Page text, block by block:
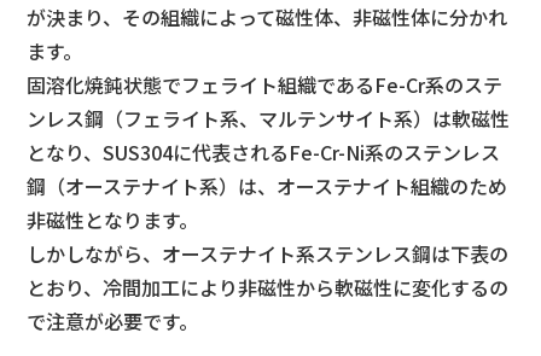
が決まり、その組織によって磁性体、非磁性体に分かれ
ます。
固溶化焼鈍状態でフェライト組織であるFe-Cr系のステ
ンレス鋼（フェライト系、マルテンサイト系）は軟磁性
となり、SUS304に代表されるFe-Cr-Ni系のステンレス
鋼（オーステナイト系）は、オーステナイト組織のため
非磁性となります。
しかしながら、オーステナイト系ステンレス鋼は下表の
とおり、冷間加工により非磁性から軟磁性に変化するの
で注意が必要です。